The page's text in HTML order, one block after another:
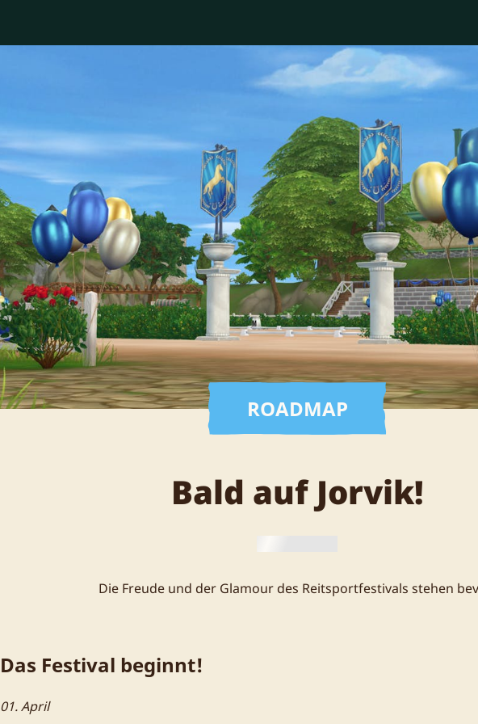
ROADMAP
Bald auf Jorvik!
Die Freude und der Glamour des Reitsportfestivals stehen
Das Festival beginnt!
01. April